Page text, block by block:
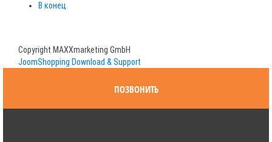
В конец
Copyright MAXXmarketing GmbH
JoomShopping Download & Support
ПОЗВОНИТЬ